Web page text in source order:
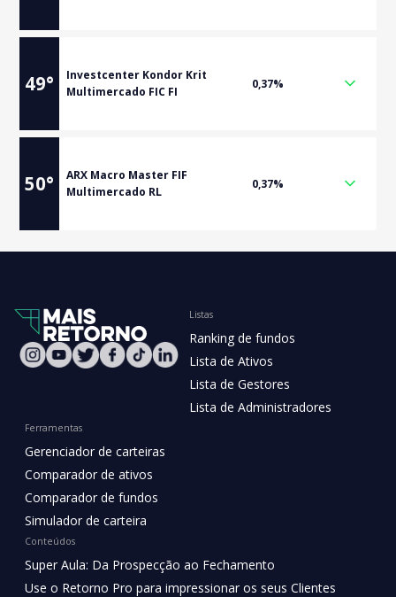
49°
Investcenter Kondor Krit
Multimercado FIC FI
0,37%
50°
ARX Macro Master FIF
Multimercado RL
0,37%
Listas
Ranking de fundos
Lista de Ativos
Lista de Gestores
Lista de Administradores
Ferramentas
Gerenciador de carteiras
Comparador de ativos
Comparador de fundos
Simulador de carteira
Conteúdos
Super Aula: Da Prospecção ao Fechamento
Use o Retorno Pro para impressionar os seus Clientes